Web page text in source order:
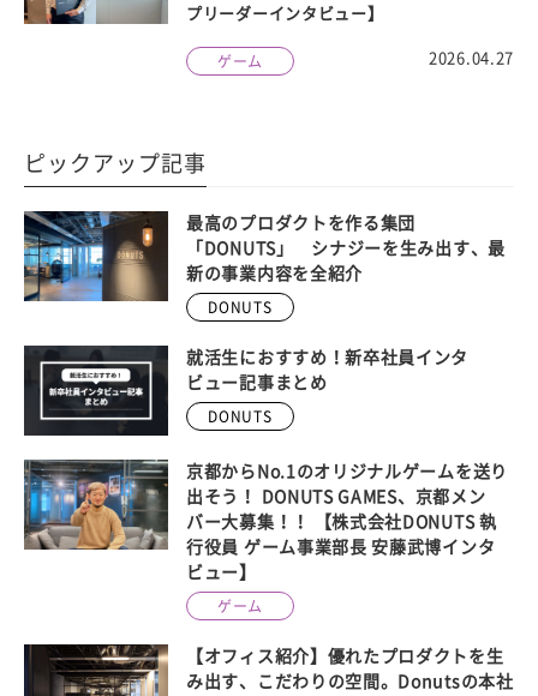
ゲーム 2026.04.27
プリーダーインタビュー】
ピックアップ記事
最高のプロダクトを作る集団
「DONUTS」 シナジーを生み出す、最
新の事業内容を全紹介
DONUTS
就活生におすすめ！新卒社員インタ
ビュー記事まとめ
DONUTS
京都からNo.1のオリジナルゲームを送り
出そう！ DONUTS GAMES、京都メン
バー大募集！！ 【株式会社DONUTS 執
行役員 ゲーム事業部長 安藤武博インタ
ビュー】
ゲーム
【オフィス紹介】優れたプロダクトを生
み出す、こだわりの空間。Donutsの本社